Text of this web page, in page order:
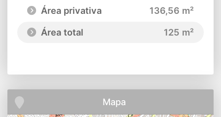
Área privativa
136,56 m²
Área total
125 m²
Mapa